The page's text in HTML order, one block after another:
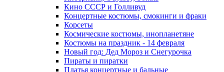
Кино СССР и Голливуд
Концертные костюмы, смокинги и фраки
Корсеты
Космические костюмы, инопланетяне
Костюмы на праздник - 14 февраля
Новый год: Дед Мороз и Снегурочка
Пираты и пиратки
Платья концертные и бальные